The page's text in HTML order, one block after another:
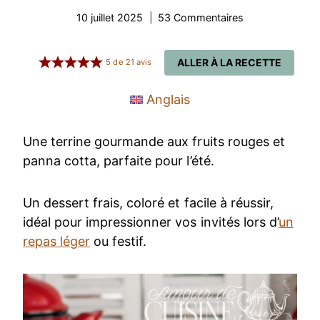
10 juillet 2025 53 Commentaires
ALLER À LA RECETTE
5 de 21 avis
Anglais
Une terrine gourmande aux fruits rouges et
panna cotta, parfaite pour l’été.
Un dessert frais, coloré et facile à réussir,
idéal pour impressionner vos invités lors d’un
repas léger ou festif.